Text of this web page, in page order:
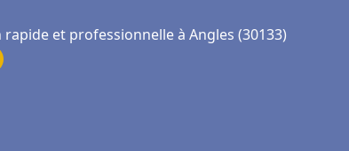
et professionnelle à Angles (30133)